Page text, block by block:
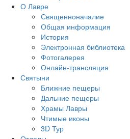
О Лавре
Священноначалие
Общая информация
История
Электронная библиотека
Фотогалерея
Онлайн-трансляция
Святыни
Ближние пещеры
Дальние пещеры
Храмы Лавры
Чтимые иконы
3D Тур